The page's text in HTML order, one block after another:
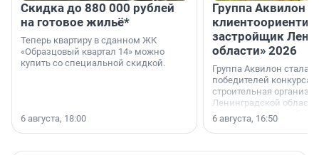
Скидка до 880 000 рублей
на готовое жильё*
Теперь квартиру в сданном ЖК
«Образцовый квартал 14» можно
купить со специальной скидкой.
6 августа, 18:00
Группа Аквилон
застройщик
области» 2026
Группа Аквилон стала
победителей конкурса
строительная
Ленинградской области
номинации «Самый
застройщик
области».
6 августа, 16:50